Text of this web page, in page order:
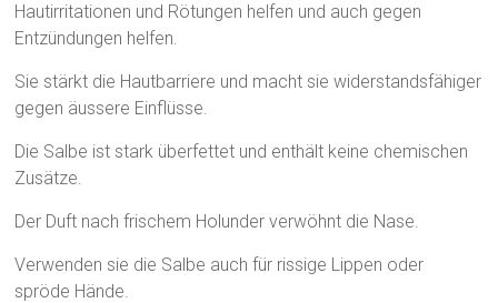
Hautirritationen und Rötungen helfen und auch gegen
Entzündungen helfen.
Sie stärkt die Hautbarriere und macht sie widerstandsfähiger
gegen äussere Einflüsse.
Die Salbe ist stark überfettet und enthält keine chemischen
Zusätze.
Der Duft nach frischem Holunder verwöhnt die Nase.
Verwenden sie die Salbe auch für rissige Lippen oder
spröde Hände.